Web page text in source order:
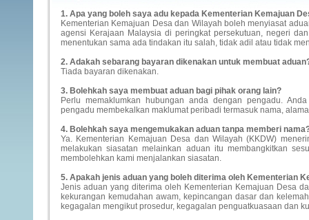
1. Apa yang boleh saya adu kepada Kementerian Kemajuan
Kementerian Kemajuan Desa dan Wilayah boleh menyiasat
agensi Kerajaan Malaysia di peringkat persekutuan, negeri
menentukan sama ada tindakan itu salah, tidak adil atau tidak
2. Adakah sebarang bayaran dikenakan untuk membuat
Tiada bayaran dikenakan.
3. Bolehkah saya membuat aduan bagi pihak orang lain?
Perlu memaklumkan hubungan anda dengan pengadu.
pengadu membekalkan maklumat peribadi termasuk nama,
4. Bolehkah saya mengemukakan aduan tanpa memberi
Ya. Kementerian Kemajuan Desa dan Wilayah (KKDW)
melakukan siasatan melainkan aduan itu membangkitkan
membolehkan kami menjalankan siasatan.
5. Apakah jenis aduan yang boleh diterima oleh Kementerian
Jenis aduan yang diterima oleh Kementerian Kemajuan Desa
kekurangan kemudahan awam, kepincangan dasar dan
kegagalan mengikut prosedur, kegagalan penguatkuasaan dan